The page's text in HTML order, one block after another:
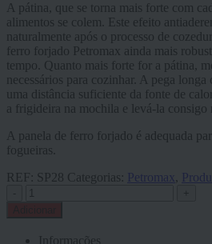
A pátina, que se torna mais forte com
alimentos se colem. Este efeito
naturalmente após o processo de
ferro forjado Petromax ainda mais
tempo. Quanto mais forte for a pátina,
necessários para cozinhar. A pega
uma distância suficiente da fonte de
a frigideira na mochila e levá-la consigo
A panela de ferro forjado é adequada
fogueiras.
REF:
SP28 Categorias: Petromax
-
Informações